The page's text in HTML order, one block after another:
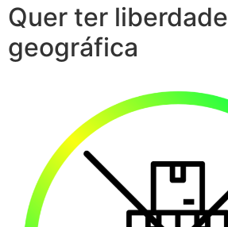
Quer ter liberdade
geográfica